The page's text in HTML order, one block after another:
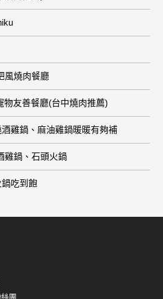
風燒肉餐廳
物友善餐廳(台中燒肉推薦)
雞鍋、麻油雞鍋暖暖有夠補
雞鍋、石頭火鍋
吃到飽
團